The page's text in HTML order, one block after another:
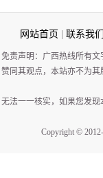
网站首页 联系我们
免责声明：广西热线所有
赞同其观点，本站亦不为
无法一一核实，如果您发
Copyright ©